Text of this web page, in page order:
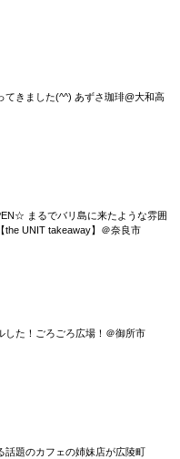
てきました(^^) あずさ珈琲@大和高
まるでバリ島に来たような雰囲
the UNIT takeaway】＠奈良市
した！ごろごろ広場！＠御所市
話題のカフェの姉妹店が広陵町